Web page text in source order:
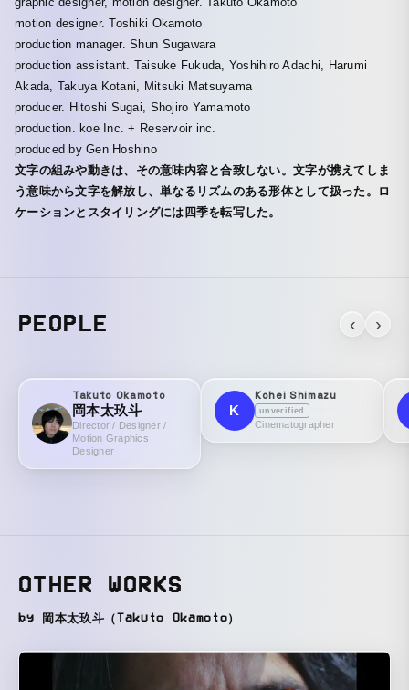
motion designer. Toshiki Okamoto
production manager. Shun Sugawara
production assistant. Taisuke Fukuda, Yoshihiro Adachi, Harumi
Akada, Takuya Kotani, Mitsuki Matsuyama
producer. Hitoshi Sugai, Shojiro Yamamoto
production. koe Inc. + Reservoir inc.
produced by Gen Hoshino
文字の組みや動きは、その意味内容と合致しない。文字が携えてしま
う意味から文字を解放し、単なるリズムのある形体として扱った。ロ
ケーションとスタイリングには四季を転写した。
PEOPLE ‹ ›
Takuto Okamoto
岡本太玖斗
Director / Designer /
Motion Graphics
Designer
K
Kohei Shimazu
unverified
Cinematographer
OTHER WORKS
by 岡本太玖斗（Takuto Okamoto）